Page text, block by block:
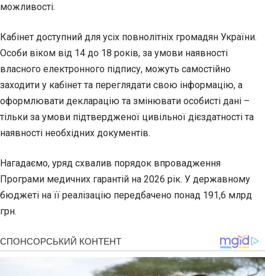
можливості.
Кабінет доступний для усіх повнолітніх громадян України.
Особи віком від 14 до 18 років, за умови наявності
власного електронного підпису, можуть самостійно
заходити у кабінет та переглядати свою інформацію, а
оформлювати декларацію та змінювати особисті дані –
тільки за умови підтвердженої цивільної дієздатності та
наявності необхідних документів.
Нагадаємо, уряд схвалив порядок впровадження
Програми медичних гарантій на 2026 рік. У державному
бюджеті на її реалізацію передбачено понад 191,6 млрд
грн.